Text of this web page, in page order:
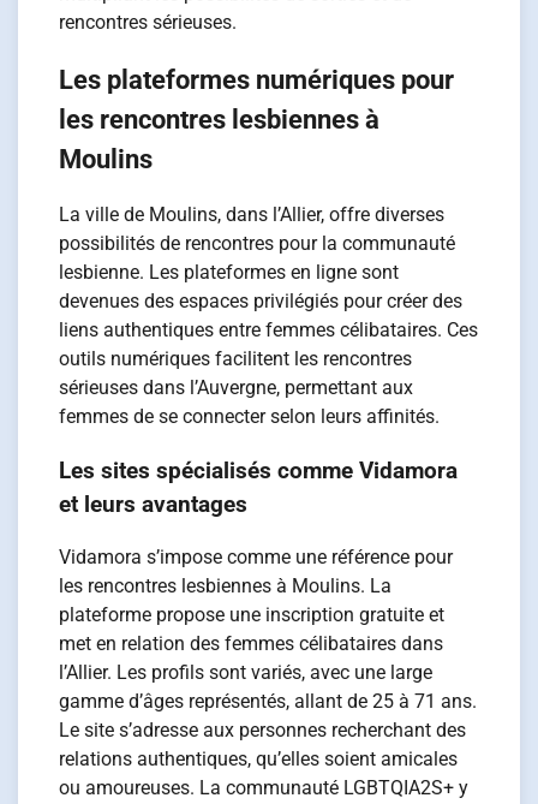
rencontres sérieuses.
Les plateformes numériques pour
les rencontres lesbiennes à
Moulins
La ville de Moulins, dans l’Allier, offre diverses
possibilités de rencontres pour la communauté
lesbienne. Les plateformes en ligne sont
devenues des espaces privilégiés pour créer des
liens authentiques entre femmes célibataires. Ces
outils numériques facilitent les rencontres
sérieuses dans l’Auvergne, permettant aux
femmes de se connecter selon leurs affinités.
Les sites spécialisés comme Vidamora
et leurs avantages
Vidamora s’impose comme une référence pour
les rencontres lesbiennes à Moulins. La
plateforme propose une inscription gratuite et
met en relation des femmes célibataires dans
l’Allier. Les profils sont variés, avec une large
gamme d’âges représentés, allant de 25 à 71 ans.
Le site s’adresse aux personnes recherchant des
relations authentiques, qu’elles soient amicales
ou amoureuses. La communauté LGBTQIA2S+ y